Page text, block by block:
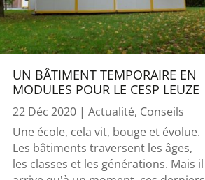
UN BÂTIMENT TEMPORAIRE EN
MODULES POUR LE CESP LEUZE
22 Déc 2020 |Actualité, Conseils
Une école, cela vit, bouge et évolue.
Les bâtiments traversent les âges,
les classes et les générations. Mais il